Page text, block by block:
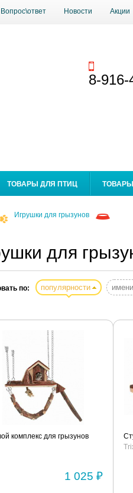
Вопрос\ответ Новости Акции
8-916-
ТОВАРЫ ДЛЯ ПТИЦ
Игрушки для грызунов
для
по: популярности имени
комплекс для грызунов
1 025 ₽